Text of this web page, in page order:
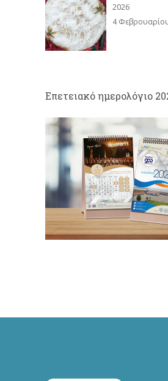
2026
4
Eπετειακό ημερολόγιο